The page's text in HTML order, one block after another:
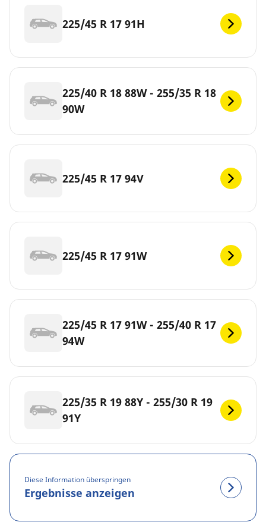
225/45 R 17 91H
225/40 R 18 88W - 255/35 R 18
90W
225/45 R 17 94V
225/45 R 17 91W
225/45 R 17 91W - 255/40 R 17
94W
225/35 R 19 88Y - 255/30 R 19
91Y
Diese Information überspringen
Ergebnisse anzeigen